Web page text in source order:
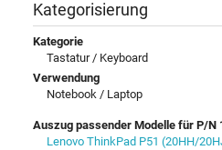
Kategorisierung
Kategorie
Tastatur / Keyboard
Verwendung
Notebook / Laptop
Auszug passender Modelle für P/N
Lenovo ThinkPad P51 (20HH/